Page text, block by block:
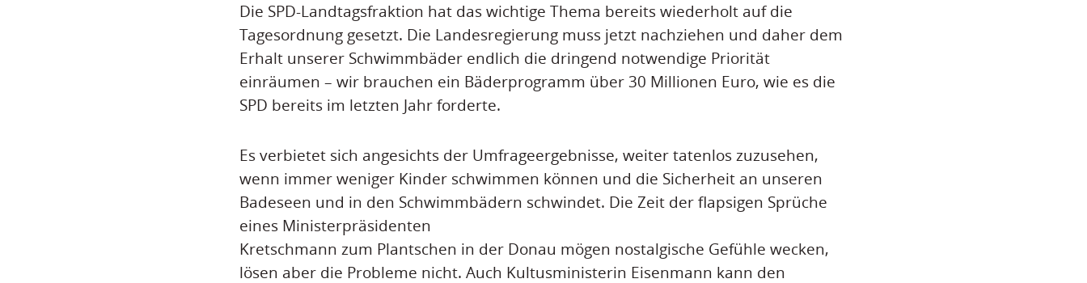
Die SPD-Landtagsfraktion hat das wichtige Thema bereits wiederholt auf die
Tagesordnung gesetzt. Die Landesregierung muss jetzt nachziehen und daher dem
Erhalt unserer Schwimmbäder endlich die dringend notwendige Priorität
einräumen – wir brauchen ein Bäderprogramm über 30 Millionen Euro, wie es die
SPD bereits im letzten Jahr forderte.
Es verbietet sich angesichts der Umfrageergebnisse, weiter tatenlos zuzusehen,
wenn immer weniger Kinder schwimmen können und die Sicherheit an unseren
Badeseen und in den Schwimmbädern schwindet. Die Zeit der flapsigen Sprüche
eines Ministerpräsidenten
Kretschmann zum Plantschen in der Donau mögen nostalgische Gefühle wecken,
lösen aber die Probleme nicht. Auch Kultusministerin Eisenmann kann den